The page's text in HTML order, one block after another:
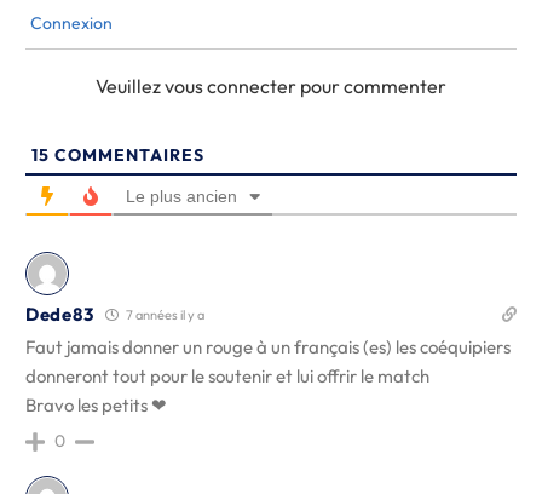
Connexion
Veuillez vous connecter pour commenter
15 COMMENTAIRES
Le plus ancien
Dede83 7 années il y a
Faut jamais donner un rouge à un français (es) les coéquipiers
donneront tout pour le soutenir et lui offrir le match
Bravo les petits ❤
0